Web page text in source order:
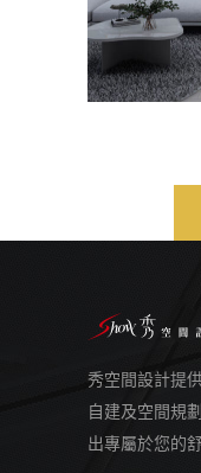
秀空間設計提
自建及空間規
出專屬於您的